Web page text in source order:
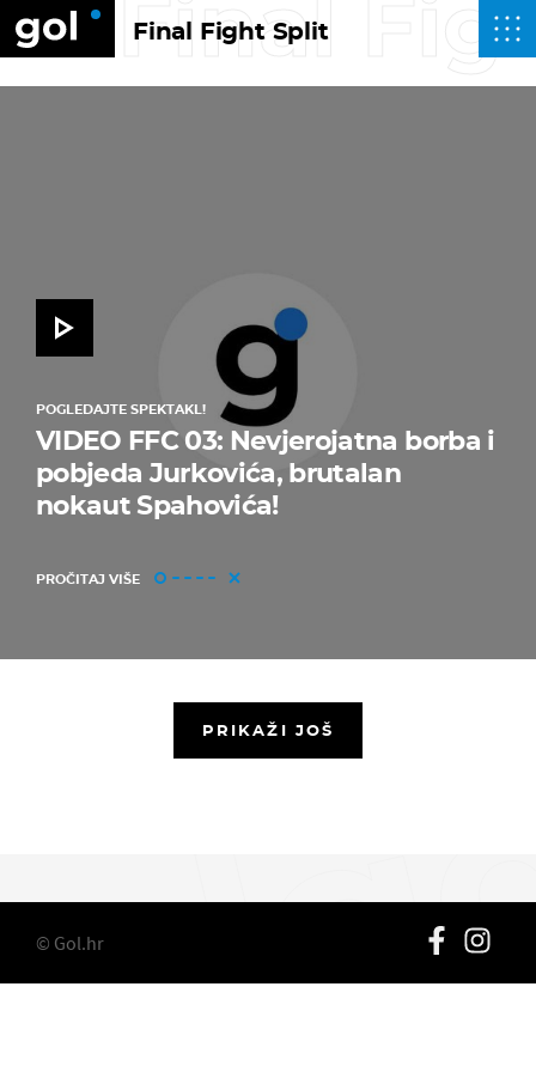
Final Fight Split
Final
POGLEDAJTE SPEKTAKL!
VIDEO FFC 03: Nevjerojatna borba i
pobjeda Jurkovića, brutalan
nokaut Spahovića!
PROČITAJ VIŠE
PRIKAŽI JOŠ
© Gol.hr